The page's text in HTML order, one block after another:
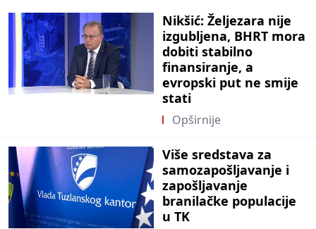
Nikšić: Željezara nije
izgubljena, BHRT mora
dobiti stabilno
finansiranje, a
evropski put ne smije
stati
Opširnije
Više sredstava za
samozapošljavanje i
zapošljavanje
branilačke populacije
u TK